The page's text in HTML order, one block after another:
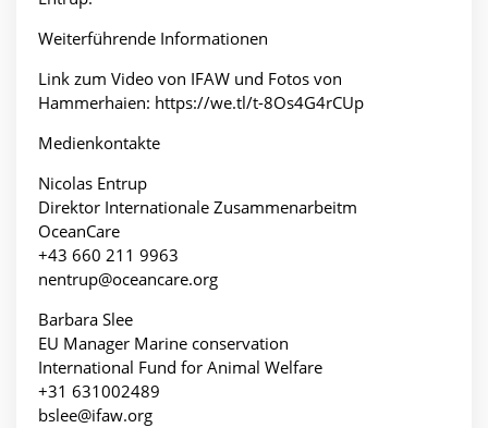
Weiterführende Informationen
Link zum Video von IFAW und Fotos von
Hammerhaien: https://we.tl/t-8Os4G4rCUp
Medienkontakte
Nicolas Entrup
Direktor Internationale Zusammenarbeitm
OceanCare
+43 660 211 9963
nentrup@oceancare.org
Barbara Slee
EU Manager Marine conservation
International Fund for Animal Welfare
+31 631002489
bslee@ifaw.org